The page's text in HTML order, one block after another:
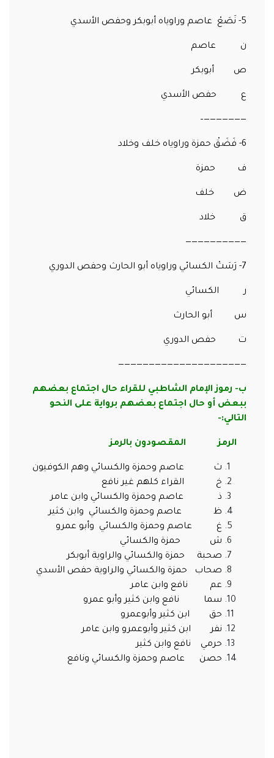
5- نَصَعْ عاصم وراوياه أبوبكر وحفص الأسدي
ن عاصم
ص أبوبكر
ع حفص الأسدي
———————–
6- فَضَقْ حمزة وراوياه خلف وخلاد
ف حمزة
ض خلف
ق خلاد
——————————
7- رَسَتْ الكسائي وراوياه أبو الحارث وحفص الدوري
ر الكسائي
س أبو الحارث
ت حفص الدوري
—————————————————————
ب- رموز الإمام الشاطبي للقراء حال اجتماع بعضهم
ببعض أو حال اجتماع بعضهم برواية على النحو
التالي:-
الرمز المقصودون بالرمز
ث عاصم وحمزة والكسائي وهم الكوفيون
خ القراء كلهم غير نافع
ذ عاصم وحمزة والكسائي وابن عامر
ظ عاصم وحمزة والكسائي وابن كثير
غ عاصم وحمزة والكسائي وأبو عمرو
ش حمزة والكسائي
صحبة حمزة والكسائي والراوية أبوبكر
صحاب حمزة والكسائي والراوية حفص الأسدي
عم نافع وابن عامر
سما نافع وابن كثير وأبو عمرو
حق ابن كثير وأبوعمرو
نفر ابن كثير وأبوعمرو وابن عامر
حرمي نافع وابن كثير
حصن عاصم وحمزة والكسائي ونافع